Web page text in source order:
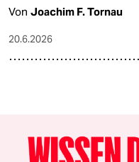
Von Joachim F. Tornau
20.6.2026